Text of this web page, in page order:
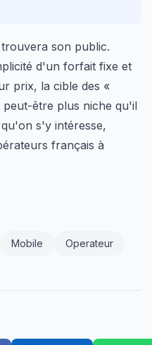
son public.
d'un forfait fixe et
prix, la cible des «
être plus niche qu'il
s'y intéresse,
français à
Mobile Operateur